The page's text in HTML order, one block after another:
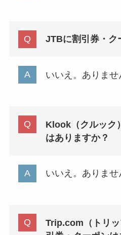
JTBに割引券・ク
いいえ。ありませ
Klook（クルック
はありますか？
いいえ。ありませ
Trip.com（トリ